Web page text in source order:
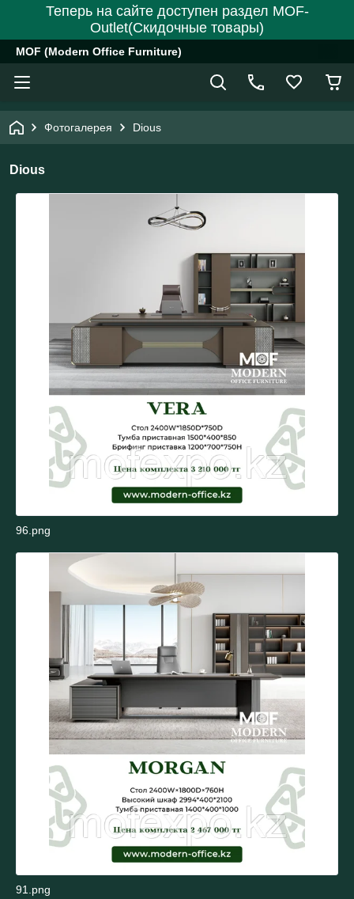
Теперь на сайте доступен раздел MOF-
Outlet(Скидочные товары)
MOF (Modern Office Furniture)
Фотогалерея Dious
Dious
96.png
91.png